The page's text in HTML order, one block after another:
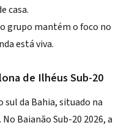
casa.
grupo mantém o foco no
está viva.
de Ilhéus Sub-20
sul da Bahia, situado na
Baianão Sub-20 2026, a